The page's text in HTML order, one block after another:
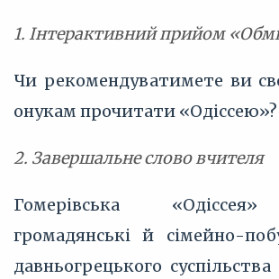
1. Інтерактивний прийом
Чи рекомендуватимете ви
онукам прочитати
2. Завершальне слово вчителя
Гомерівська
громадянські й сімейно-
давньогрецького